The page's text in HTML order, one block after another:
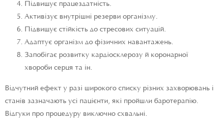
Підвищує працездатність.
Активізує внутрішні резерви організму.
Підвищує стійкість до стресових ситуацій.
Адаптує організм до фізичних навантажень.
Запобігає розвитку кардіосклерозу й коронарної
хвороби серця та ін.
Відчутний ефект у разі широкого списку різних захворювань і
станів зазначають усі пацієнти, які пройшли баротерапію.
Відгуки про процедуру виключно схвальні.